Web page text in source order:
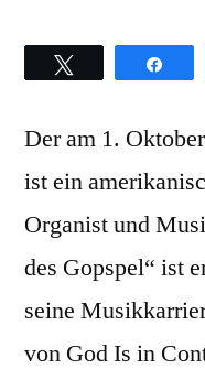
Der am 1.
ist ein
Organist und
des Gopspel“ ist
seine
von God Is in